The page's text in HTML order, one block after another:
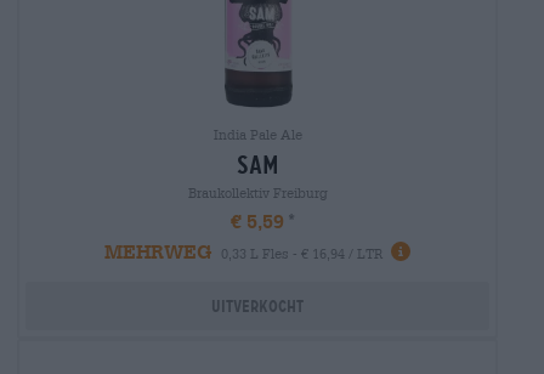
India Pale Ale
sam
Braukollektiv Freiburg
€ 5,59
MEHRWEG
0,33 L Fles - € 16,94 / LTR
Uitverkocht